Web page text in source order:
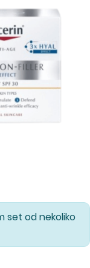
set od nekoliko